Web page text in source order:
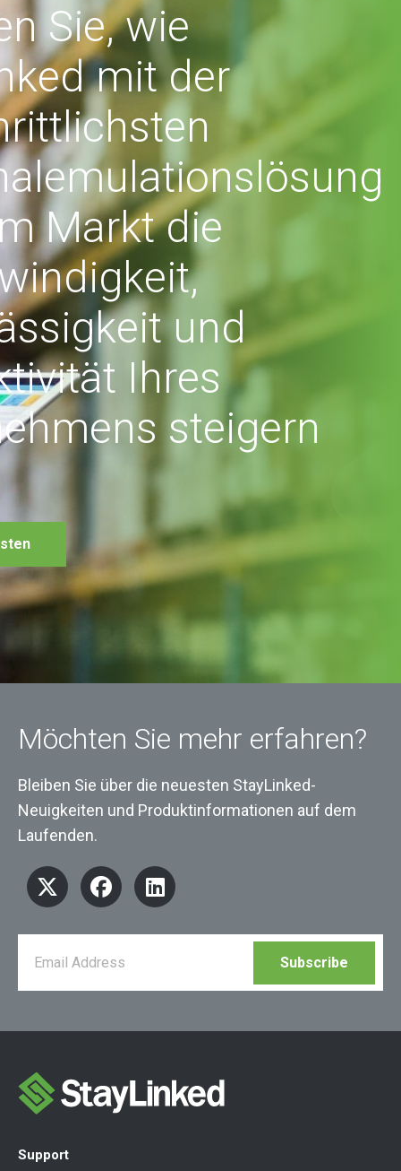
Sie, wie
mit der
Markt die
und
Ihres
steigern
Möchten Sie mehr erfahren?
Bleiben Sie über die neuesten StayLinked-
Neuigkeiten und Produktinformationen auf dem
Laufenden.
Support